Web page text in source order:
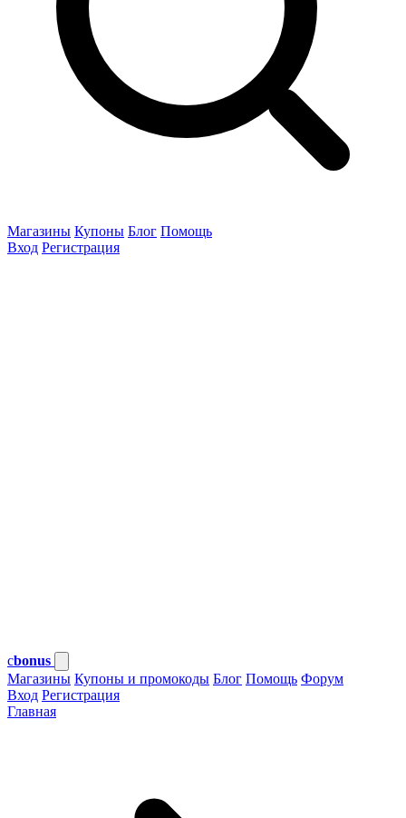
Магазины Купоны Блог Помощь
Вход Регистрация
cbonus
Магазины Купоны и промокоды Блог Помощь Форум
Вход Регистрация
Главная